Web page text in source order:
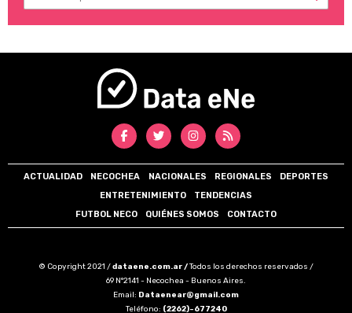
ACTUALIDAD NECOCHEA NACIONALES REGIONALES
DEPORTES
ENTRETENIMIENTO
TENDENCIAS
FUTBOL NECO
QUIÉNES SOMOS CONTACTO
© Copyright 2021 /dataene.com.ar /Todos los derechos reservados /
69 N°2141 - Necochea - Buenos Aires.
Email: Dataenear@gmail.com
Teléfono: (2262)-677240